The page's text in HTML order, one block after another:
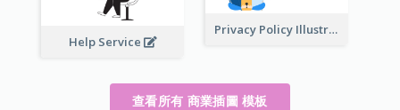
Privacy Policy Illustration
Help Service
查看所有 商業插圖 模板